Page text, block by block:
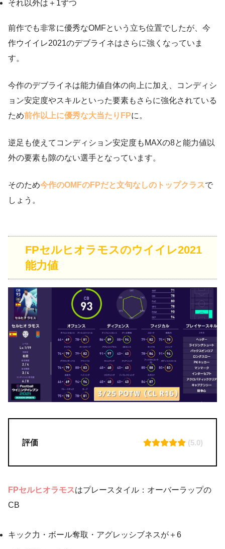
それ以外は＋1ずつ
前作でも非常に優秀なOMFという立ち位置でしたが、今
作ウイイレ2021のデブライネはさらに強くなっていま
す。
今作のデブライネは能力値自体の向上に加え、コンディシ
ョン安定度やスキルといった要素もさらに強化されている
ため前作以上に優秀な大当たりFPに。
逆足も使えてコンディション安定度もMAXの8と能力値以
外の要素も隙のない選手となっています。
そのため今作のOMFのFPだと文句なしのトップクラスで
しょう。
FPセルヒオラモスのウイイレ2021
能力値
評価 (5.0)
FPセルヒオラモスはプレースタイル：オーバーラップの
CB
キック力・ボール奪取・アグレッシブネスが＋6